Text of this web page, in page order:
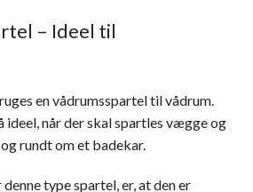
– Ideel til
en vådrumsspartel til vådrum.
ideel, når der skal spartles vægge og
rundt om et badekar.
type spartel, er, at den er